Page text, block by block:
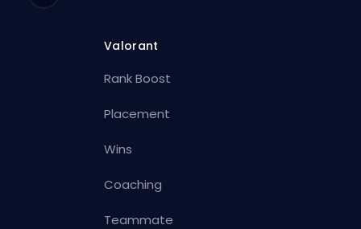
Valorant
Rank Boost
Placement
Wins
Coaching
Teammate